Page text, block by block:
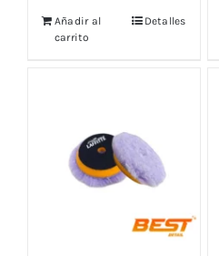
Añadir al
carrito
Detalles